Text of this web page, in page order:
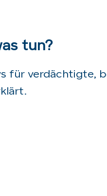
tun?
für verdächtigte,